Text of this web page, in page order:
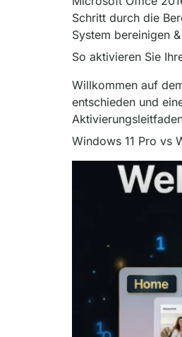
Schritt durch die
System bereinigen
So aktivieren Sie
Willkommen auf
entschieden und
Windows 11 Pro vs